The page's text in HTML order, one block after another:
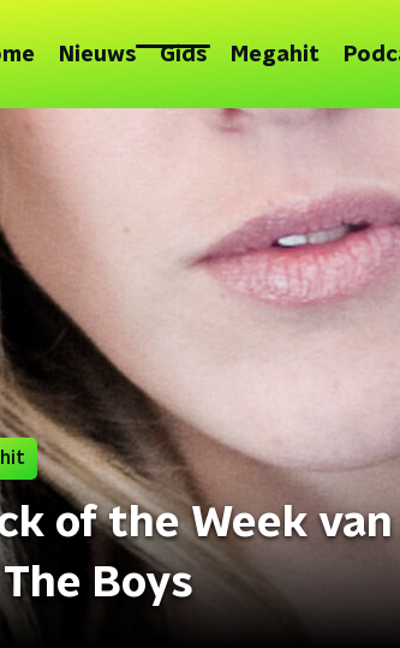
Nieuws Gids Megahit
of the Week
Boys